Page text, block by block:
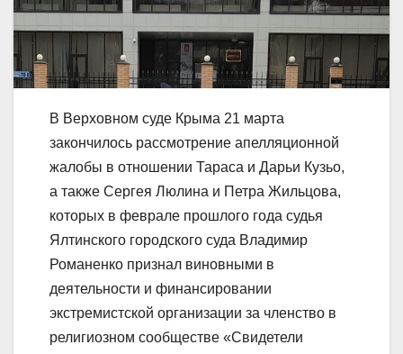
В Верховном суде Крыма 21 марта
закончилось рассмотрение апелляционной
жалобы в отношении Тараса и Дарьи Кузьо,
а также Сергея Люлина и Петра Жильцова,
которых в феврале прошлого года судья
Ялтинского городского суда Владимир
Романенко признал виновными в
деятельности и финансировании
экстремистской организации за членство в
религиозном сообществе «Свидетели